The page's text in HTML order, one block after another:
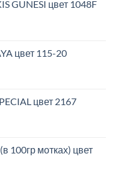
GUNESI цвет 1048F
цвет 115-20
цвет 2167
100гр мотках) цвет